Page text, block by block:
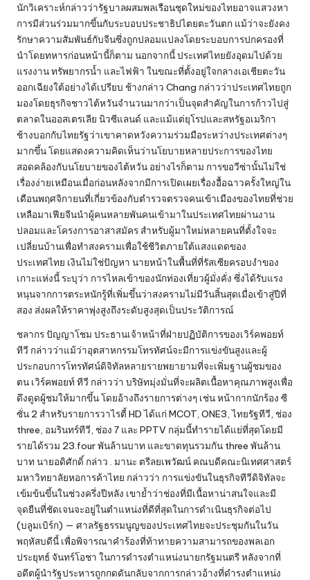
นักวิเคราะห์กล่าวว่ารัฐบาลผสมพลเรือนชุดใหม่ของไทยอาจแสวงหา
การมีส่วนร่วมมากขึ้นกับระบอบประชาธิปไตยตะวันตก แม้ว่าจะยังคง
รักษาความสัมพันธ์กับจีนซึ่งถูกปลอมแปลงโดยระบอบการปกครองที่
นำโดยทหารก่อนหน้านี้ก็ตาม นอกจากนี้ ประเทศไทยยังอุดมไปด้วย
แรงงาน ทรัพยากรน้ำ และไฟฟ้า ในขณะที่ตั้งอยู่ใจกลางเอเชียตะวัน
ออกเฉียงใต้อย่างได้เปรียบ ช้างกล่าว Chang กล่าวว่าประเทศไทยถูก
มองโดยธุรกิจชาวไต้หวันจำนวนมากว่าเป็นจุดสำคัญในการก้าวไปสู่
ตลาดในออสเตรเลีย นิวซีแลนด์ และแม้แต่ยุโรปและสหรัฐอเมริกา
ช้างบอกกับไทยรัฐว่าเขาคาดหวังความร่วมมือระหว่างประเทศต่างๆ
มากขึ้น โดยแสดงความคิดเห็นว่านโยบายหลายประการของไทย
สอดคล้องกับนโยบายของไต้หวัน อย่างไรก็ตาม การขอวีซ่านั้นไม่ใช่
เรื่องง่ายเหมือนเมื่อก่อนหลังจากมีการเปิดเผยเรื่องอื้อฉาวครั้งใหญ่ใน
เดือนพฤศจิกายนที่เกี่ยวข้องกับตำรวจตรวจคนเข้าเมืองของไทยที่ช่วย
เหลือมาเฟียจีนนำผู้คนหลายพันคนเข้ามาในประเทศไทยผ่านงาน
ปลอมและโครงการอาสาสมัคร สำหรับผู้มาใหม่หลายคนที่ตั้งใจจะ
เปลี่ยนบ้านเพื่อทำสงครามเพื่อใช้ชีวิตภายใต้แสงแดดของ
ประเทศไทย เงินไม่ใช่ปัญหา นายหน้าในพื้นที่ที่รัสเซียครอบงำของ
เกาะแห่งนี้ ระบุว่า การไหลเข้าของนักท่องเที่ยวผู้มั่งคั่ง ซึ่งได้รับแรง
หนุนจากการตระหนักรู้ที่เพิ่มขึ้นว่าสงครามไม่มีวันสิ้นสุดเมื่อเข้าสู่ปีที่
สอง ส่งผลให้ราคาพุ่งสูงถึงระดับสูงสุดเป็นประวัติการณ์
ชลากร ปัญญาโชม ประธานเจ้าหน้าที่ฝ่ายปฏิบัติการของเวิร์คพอยท์
ทีวี กล่าวว่าแม้ว่าอุตสาหกรรมโทรทัศน์จะมีการแข่งขันสูงและผู้
ประกอบการโทรทัศน์ดิจิทัลหลายรายพยายามที่จะเพิ่มฐานผู้ชมของ
ตน เวิร์คพอยท์ ทีวี กล่าวว่า บริษัทมุ่งมั่นที่จะผลิตเนื้อหาคุณภาพสูงเพื่อ
ดึงดูดผู้ชมให้มากขึ้น โดยอ้างถึงรายการต่างๆ เช่น หน้ากากนักร้อง ซี
ซั่น 2 สำหรับรายการวาไรตี้ HD ได้แก่ MCOT, ONE3, ไทยรัฐทีวี, ช่อง
three, อมรินทร์ทีวี, ช่อง 7 และ PPTV กลุ่มนี้ทำรายได้แย่ที่สุดโดยมี
รายได้รวม 23.four พันล้านบาท และขาดทุนรวมกัน three พันล้าน
บาท นายอดิศักดิ์ กล่าว . มานะ ตรีลยเพวัฒน์ คณบดีคณะนิเทศศาสตร์
มหาวิทยาลัยหอการค้าไทย กล่าวว่า การแข่งขันในธุรกิจทีวีดิจิทัลจะ
เข้มข้นขึ้นในช่วงครึ่งปีหลัง เขาย้ำว่าช่องที่มีเนื้อหาน่าสนใจและมี
จุดยืนที่ชัดเจนจะอยู่ในตำแหน่งที่ดีที่สุดในการดำเนินธุรกิจต่อไป
(บลูมเบิร์ก) — ศาลรัฐธรรมนูญของประเทศไทยจะประชุมกันในวัน
พฤหัสบดีนี้ เพื่อพิจารณาคำร้องที่ท้าทายความสามารถของพลเอก
ประยุทธ์ จันทร์โอชา ในการดำรงตำแหน่งนายกรัฐมนตรี หลังจากที่
อดีตผู้นำรัฐประหารถูกกดดันกลับจากการกล่าวอ้างที่ดำรงตำแหน่ง